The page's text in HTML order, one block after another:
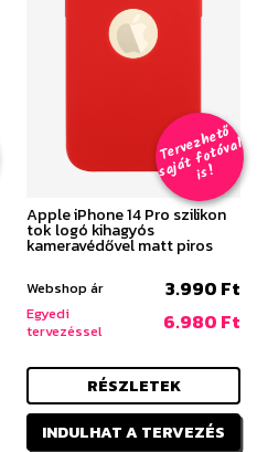
T
er
v
e
z
h
e
t
ő
s
aj
á
t
f
o
t
ó
v
al
i
s
!
Apple iPhone 14 Pro szilikon
tok logó kihagyós
kameravédővel matt piros
Webshop ár 3.990 Ft
Egyedi
tervezéssel
6.980 Ft
RÉSZLETEK
INDULHAT A TERVEZÉS